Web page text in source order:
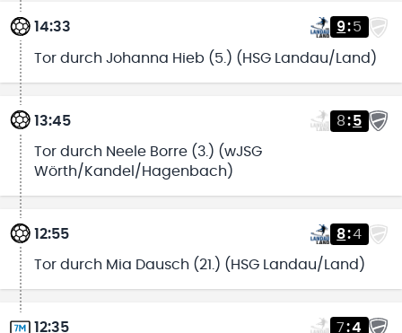
14:33 9:5
Tor durch Johanna Hieb (5.) (HSG Landau/Land)
13:45 8:5
Tor durch Neele Borre (3.) (wJSG
Wörth/Kandel/Hagenbach)
12:55 8:4
Tor durch Mia Dausch (21.) (HSG Landau/Land)
12:35 7:4